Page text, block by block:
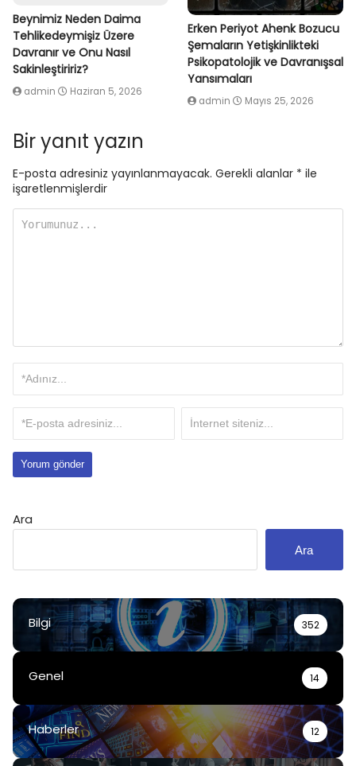
Beynimiz Neden Daima
Tehlikedeymişiz Üzere
Davranır ve Onu Nasıl
Sakinleştiririz?
admin Haziran 5, 2026
Erken Periyot Ahenk Bozucu
Şemaların Yetişkinlikteki
Psikopatolojik ve Davranışsal
Yansımaları
admin Mayıs 25, 2026
Bir yanıt yazın
E-posta adresiniz yayınlanmayacak. Gerekli alanlar * ile
işaretlenmişlerdir
Ara
Ara
Bilgi 352
Genel 14
Haberler 12